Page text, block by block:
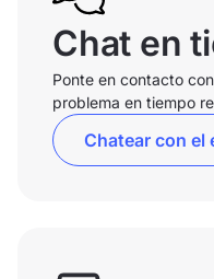
Chat en
Ponte en contacto
problema en tiempo
Chatear con el